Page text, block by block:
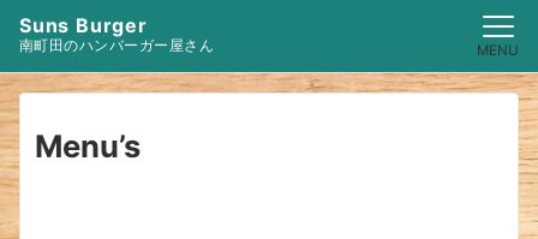
Suns Burger
南町田のハンバーガー屋さん MENU
Menu’s